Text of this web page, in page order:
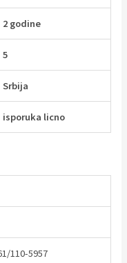
2 godine
5
Srbija
isporuka licno
110-5957